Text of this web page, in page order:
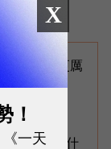
：還會有更厲
樓？
比揭密：什
X
！
一天